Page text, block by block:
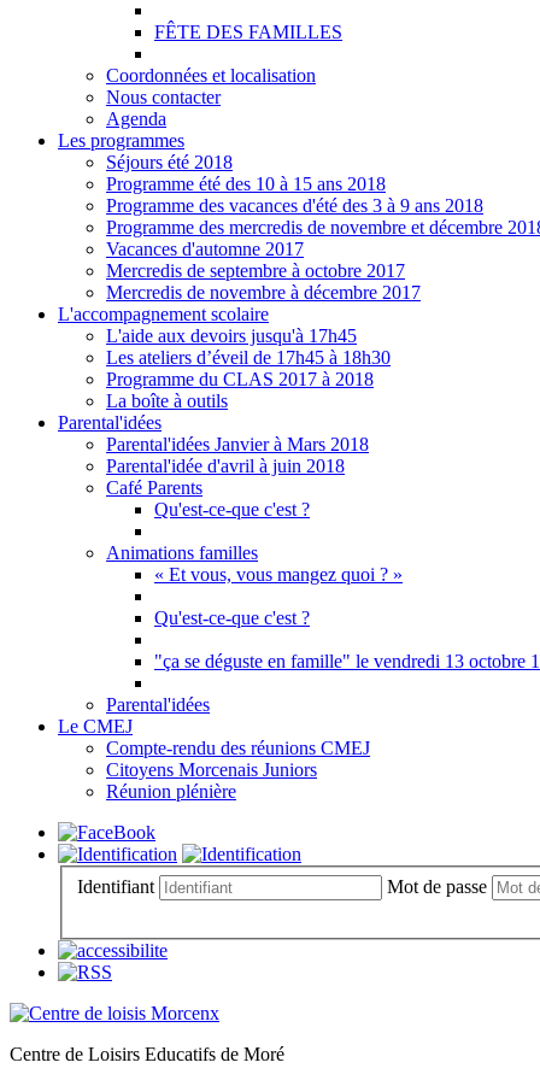
FÊTE DES FAMILLES
Coordonnées et localisation
Nous contacter
Agenda
Les programmes
Séjours été 2018
Programme été des 10 à 15 ans 2018
Programme des vacances d'été des 3 à 9 ans 2018
Programme des mercredis de novembre et décembre
Vacances d'automne 2017
Mercredis de septembre à octobre 2017
Mercredis de novembre à décembre 2017
L'accompagnement scolaire
L'aide aux devoirs jusqu'à 17h45
Les ateliers d’éveil de 17h45 à 18h30
Programme du CLAS 2017 à 2018
La boîte à outils
Parental'idées
Parental'idées Janvier à Mars 2018
Parental'idée d'avril à juin 2018
Café Parents
Qu'est-ce-que c'est ?
Animations familles
« Et vous, vous mangez quoi ? »
Qu'est-ce-que c'est ?
"ça se déguste en famille" le vendredi 13 octobre
Parental'idées
Le CMEJ
Compte-rendu des réunions CMEJ
Citoyens Morcenais Juniors
Réunion plénière
Identifiant Mot de passe
Centre de Loisirs Educatifs de Moré